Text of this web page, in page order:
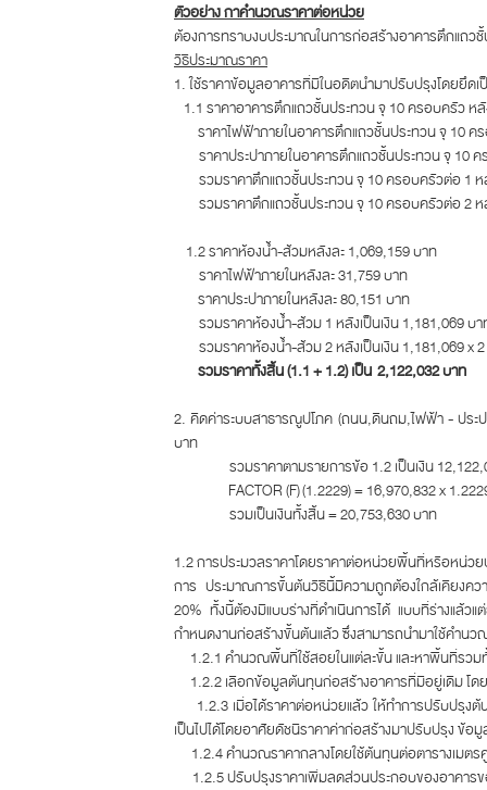
ตัวอย่าง กาคำนวณราคาต่อหน่วย
ต้องการทราบงบประมาณในการก่อสร้างอาคารตึกแถ
วิธีประมาณราคา
1. ใช้ราคาข้อมูลอาคารที่มีในอดีตนำมาปรับปรุงโดยยึด
1.1 ราคาอาคารตึกแถวชั้นประทวน จุ 10 ครอบครัว ห
ราคาไฟฟ้าภายในอาคารตึกแถวชั้นประทวน จุ 10 ค
ราคาประปาภายในอาคารตึกแถวชั้นประทวน จุ 10 ค
รวมราคาตึกแถวชั้นประทวน จุ 10 ครอบครัวต่อ 1 ห
รวมราคาตึกแถวชั้นประทวน จุ 10 ครอบครัวต่อ 2 ห
1.2 ราคาห้องน้ำ-ส้วมหลังละ 1,069,159 บาท
ราคาไฟฟ้าภายในหลังละ 31,759 บาท
ราคาประปาภายในหลังละ 80,151 บาท
รวมราคาห้องน้ำ-ส้วม 1 หลังเป็นเงิน 1,181,069 บ
รวมราคาห้องน้ำ-ส้วม 2 หลังเป็นเงิน 1,181,069 x
รวมราคาทั้งสิ้น (1.1 + 1.2) เป็น 2,122,032 บาท
2. คิดค่าระบบสาธารณูปโภค (ถนน,ดินถม,ไฟฟ้า - ประ
บาท
รวมราคาตามรายการข้อ 1.2 เป็นเงิน
FACTOR (F) (1.2229) = 16,970,832 x
รวมเป็นเงินทั้งสิ้น = 20,753,630 บาท
1.2 การประมวลราคาโดยราคาต่อหน่วยพื้นที่หรือหน่ว
การ ประมาณการขั้นต้นวิธีนี้มีความถูกต้องใกล้เคียงค
20% ทั้งนี้ต้องมีแบบร่างที่ดำเนินการได้ แบบที่ร่างแล้
กำหนดงานก่อสร้างขั้นต้นแล้ว ซึ่งสามารถนำมาใช้คำ
1.2.1 คำนวณพื้นที่ใช้สอยในแต่ละขั้น และหาพื้นที่รว
1.2.2 เลือกข้อมูลต้นทุนก่อสร้างอาคารที่มีอยู่เดิม โด
1.2.3 เมื่อได้ราคาต่อหน่วยแล้ว ให้ทำการปรับปรุงต้
เป็นไปได้โดยอาศัยดัชนีราคาค่าก่อสร้างมาปรับปรุง ข้อมู
1.2.4 คำนวณราคากลางโดยใช้ต้นทุนต่อตารางเม
1.2.5 ปรับปรุงราคาเพิ่มลดส่วนประกอบของอาคารข